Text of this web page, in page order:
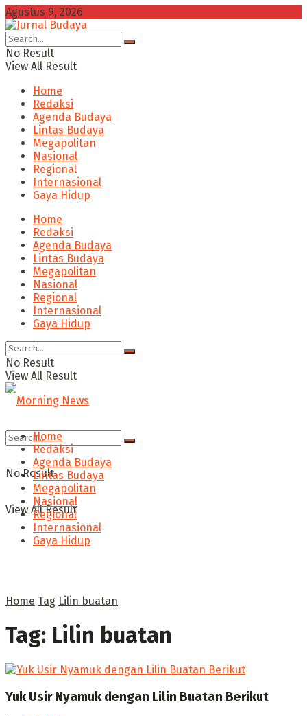
Agustus 9, 2026
No Result
View All Result
Home
Redaksi
Agenda Budaya
Lintas Budaya
Megapolitan
Nasional
Regional
Internasional
Gaya Hidup
Home
Redaksi
Agenda Budaya
Lintas Budaya
Megapolitan
Nasional
Regional
Internasional
Gaya Hidup
No Result
View All Result
No Result
View All Result
Home
Redaksi
Agenda Budaya
Lintas Budaya
Megapolitan
Nasional
Regional
Internasional
Gaya Hidup
Home Tag Lilin buatan
Tag: Lilin buatan
Yuk Usir Nyamuk dengan Lilin Buatan Berikut